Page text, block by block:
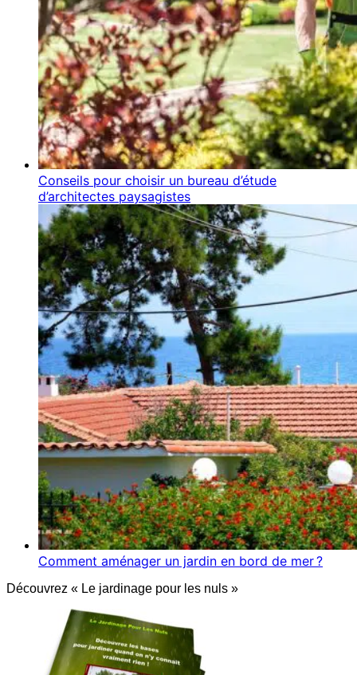
Conseils pour choisir un bureau d’étude
d’architectes paysagistes
Comment aménager un jardin en bord de mer ?
Découvrez « Le jardinage pour les nuls »